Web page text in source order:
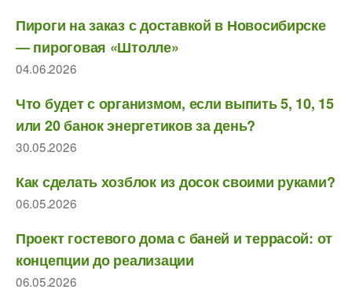
Пироги на заказ с доставкой в Новосибирске
— пироговая «Штолле»
04.06.2026
Что будет с организмом, если выпить 5, 10, 15
или 20 банок энергетиков за день?
30.05.2026
Как сделать хозблок из досок своими руками?
06.05.2026
Проект гостевого дома с баней и террасой: от
концепции до реализации
06.05.2026